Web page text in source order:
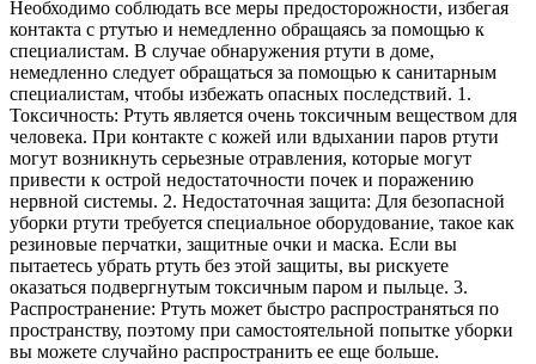
Необходимо соблюдать все меры предосторожности, избегая
контакта с ртутью и немедленно обращаясь за помощью к
специалистам. В случае обнаружения ртути в доме,
немедленно следует обращаться за помощью к санитарным
специалистам, чтобы избежать опасных последствий. 1.
Токсичность: Ртуть является очень токсичным веществом для
человека. При контакте с кожей или вдыхании паров ртути
могут возникнуть серьезные отравления, которые могут
привести к острой недостаточности почек и поражению
нервной системы. 2. Недостаточная защита: Для безопасной
уборки ртути требуется специальное оборудование, такое как
резиновые перчатки, защитные очки и маска. Если вы
пытаетесь убрать ртуть без этой защиты, вы рискуете
оказаться подвергнутым токсичным паром и пыльце. 3.
Распространение: Ртуть может быстро распространяться по
пространству, поэтому при самостоятельной попытке уборки
вы можете случайно распространить ее еще больше.